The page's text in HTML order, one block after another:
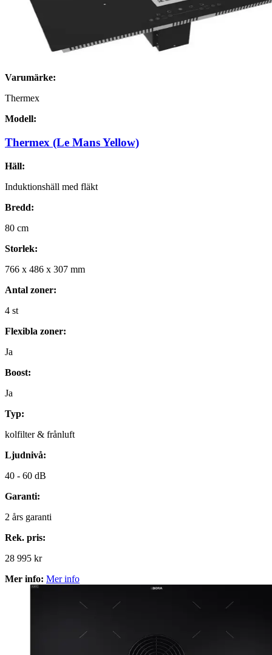
Varumärke:
Thermex
Modell:
Thermex (Le Mans Yellow)
Häll:
Induktionshäll med fläkt
Bredd:
80 cm
Storlek:
766 x 486 x 307 mm
Antal zoner:
4 st
Flexibla zoner:
Ja
Boost:
Ja
Typ:
kolfilter & frånluft
Ljudnivå:
40 - 60 dB
Garanti:
2 års garanti
Rek. pris:
28 995 kr
Mer info: Mer info